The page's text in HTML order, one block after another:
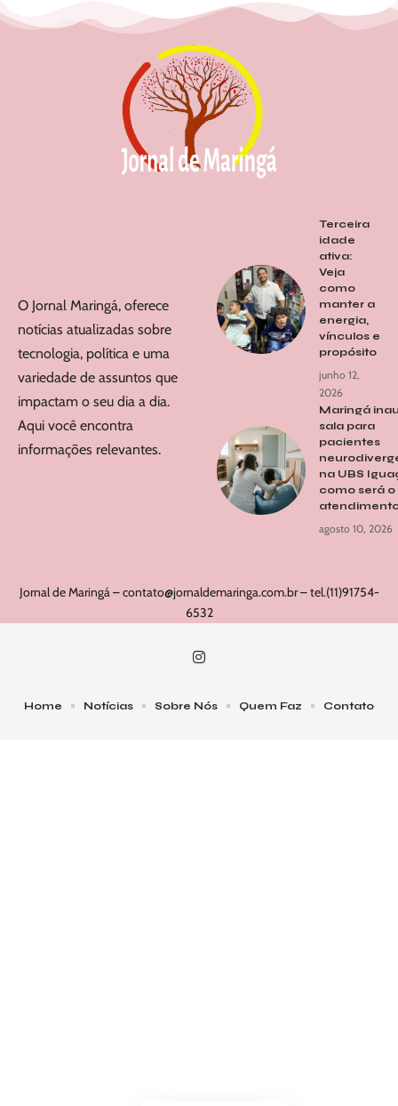
O Jornal Maringá, oferece
notícias atualizadas sobre
tecnologia, política e uma
variedade de assuntos que
impactam o seu dia a dia.
Aqui você encontra
informações relevantes.
Terceira
idade
ativa:
Veja
como
manter a
energia,
vínculos e
propósito
junho 12,
2026
Maringá
sala para
pacientes
na UBS
como será o
agosto 10, 2026
Jornal de Maringá –contato@jornaldemaringa.com.br– tel.(11)91754-
6532
Home Notícias Sobre Nós Quem Faz Contato